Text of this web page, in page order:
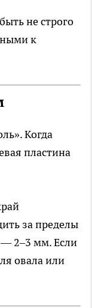
не строго
к
Когда
пластина
за пределы
2–3 мм. Если
овала или